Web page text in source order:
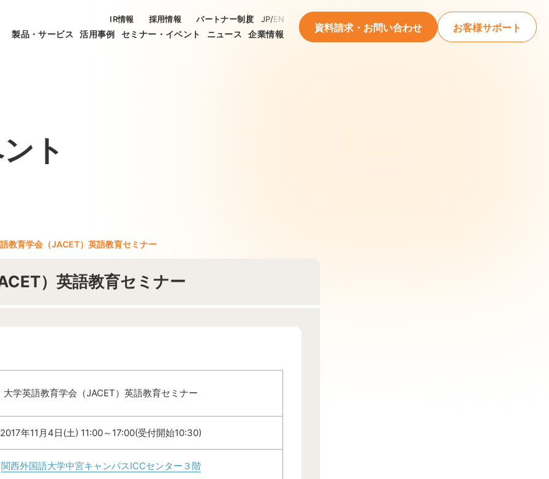
製品・サービス 活用事例 セミナー・イベント ニュース 企業情報
IR情報 採用情報 パートナー制度 JP/EN
資料請求・お問い合わせ お客様サポート
ト
教育学会（JACET）英語教育セミナー
）英語教育セミナー
大学英語教育学会（JACET）英語教育セミナー
2017年11月4日(土) 11:00～17:00(受付開始10:30)
関西外国語大学中宮キャンパスICCセンター３階